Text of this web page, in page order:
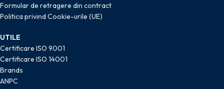
Formular de retragere din contract
Politica privind Cookie-urile (UE)
UTILE
Certificare ISO 9001
Certificare ISO 14001
Brands
ANPC